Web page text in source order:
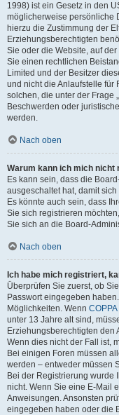
1998) ist ein Gesetz in den
möglicherweise persönliche
hierzu die Zustimmung der
Erziehungsberechtigten
Sie oder die Website, auf
Sie einen rechtlichen
Limited und der Besitzer
und nicht die Anlaufstelle für
solchen, die unter der Frage
Beschwerden oder
werden.
Nach oben
Warum kann ich mich nicht
Es kann sein, dass die
ausgeschaltet hat, damit
Es könnte auch sein, dass
Sie sich registrieren
Sie sich an die Board-
Nach oben
Ich habe mich registriert,
Überprüfen Sie zuerst, ob
Passwort eingegeben
Möglichkeiten. Wenn COPPA
unter 13 Jahre alt sind,
Erziehungsberechtigten
Wenn dies nicht der Fall ist,
Bei einigen Foren müssen
werden – entweder müssen
Bei der Registrierung wurde
nicht. Wenn Sie eine E-Mail
Anweisungen. Ansonsten
eingegeben haben oder die